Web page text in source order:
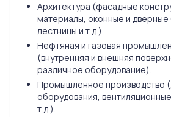
Архитектура (фасадные
материалы, оконные и дверные
лестницы и т.д.).
Нефтяная и газовая
(внутренняя и внешняя
различное оборудование).
Промышленное производство
оборудования,
т.д.).